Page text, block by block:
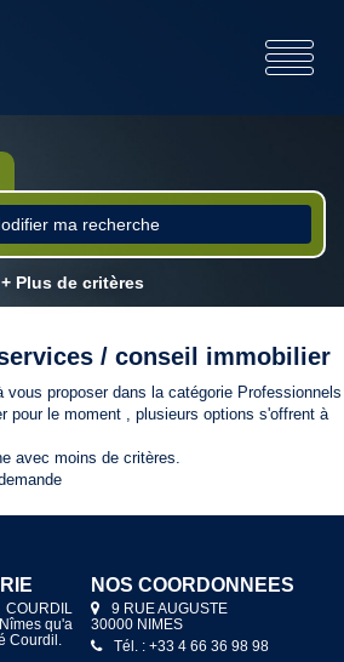
ma recherche
+ Plus de critères
/ conseil immobilier
vous proposer dans la catégorie Professionnels
pour le moment , plusieurs options s'offrent à
avec moins de critères.
qu'a
Courdil.
NOS COORDONNÉES
9 RUE AUGUSTE
30000 NIMES
Tél. : +33 4 66 36 98 98